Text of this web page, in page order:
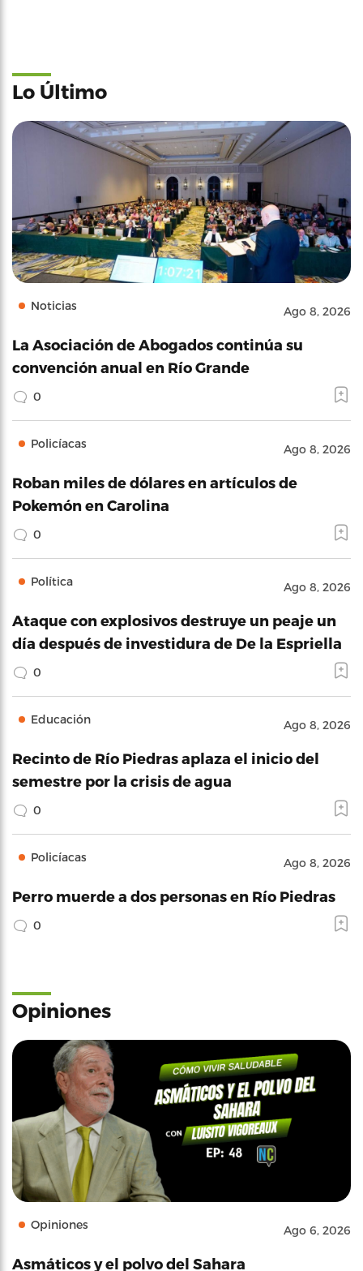
Lo Último
Noticias Ago 8, 2026
La Asociación de Abogados continúa su
convención anual en Río Grande
0
Policíacas Ago 8, 2026
Roban miles de dólares en artículos de
Pokemón en Carolina
0
Política Ago 8, 2026
Ataque con explosivos destruye un peaje un
día después de investidura de De la Espriella
0
Educación Ago 8, 2026
Recinto de Río Piedras aplaza el inicio del
semestre por la crisis de agua
0
Policíacas Ago 8, 2026
Perro muerde a dos personas en Río Piedras
0
Opiniones
Opiniones Ago 6, 2026
Asmáticos y el polvo del Sahara